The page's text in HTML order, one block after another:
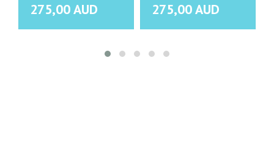
275,00 AUD 275,00 AUD